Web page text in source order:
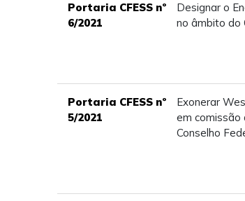
Portaria CFESS nº
6/2021
Designar o
no âmbito do
Portaria CFESS nº
5/2021
Exonerar
em comissão
Conselho